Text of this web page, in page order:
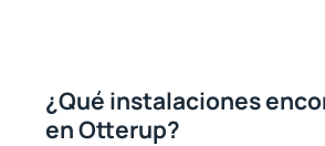
¿Qué instalaciones
en Otterup?